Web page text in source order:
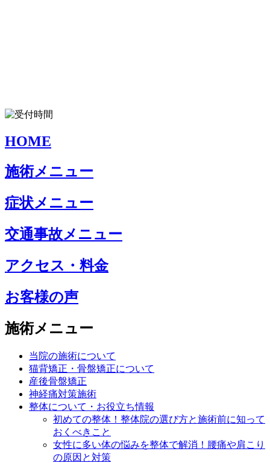
HOME
施術メニュー
症状メニュー
交通事故メニュー
アクセス・料金
お客様の声
施術メニュー
当院の施術について
猫背矯正・骨盤矯正について
産後骨盤矯正
神経痛対策施術
整体について・お役立ち情報
初めての整体！整体院の選び方と施術前に知って
おくべきこと
女性に多い体の悩みを整体で解消！腰痛や肩こり
の原因と対策